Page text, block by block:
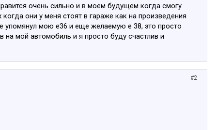
очень сильно и в моем будущем когда смогу
они у меня стоят в гараже как на произведения
упомянул мою е36 и еще желаемую е 38, это просто
мой автомобиль и я просто буду счастлив и
#2